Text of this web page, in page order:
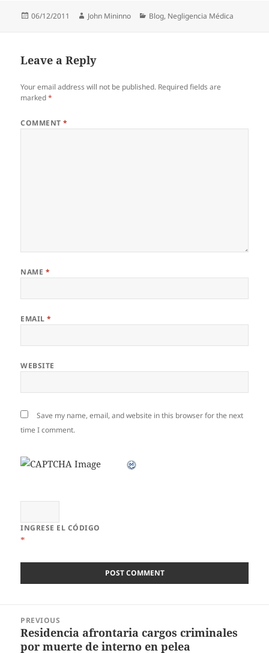
Posted
06/12/2011 Author
John Mininno Categories
Blog, Negligencia Médica
Leave a Reply
Your email address will not be published. Required fields are
marked*
COMMENT*
NAME *
EMAIL*
WEBSITE
Save my name, email, and website in this browser for the next
time I comment.
INGRESE EL CÓDIGO
*
navigation
PREVIOUS
Previous
post:
Residencia afrontaria cargos criminales
por muerte de interno en pelea